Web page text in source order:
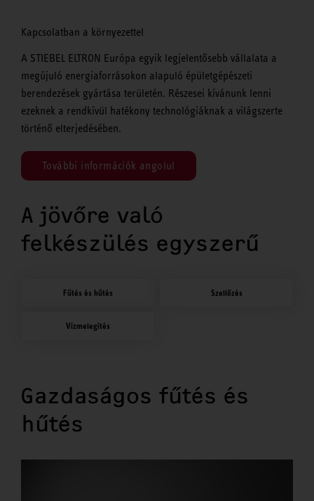
Kapcsolatban a környezettel
A STIEBEL ELTRON Európa egyik legjelentősebb vállalata a
megújuló energiaforrásokon alapuló épületgépészeti
berendezések gyártása területén. Részesei kívánunk lenni
ezeknek a rendkívül hatékony technológiáknak a világszerte
történő elterjedésében.
További információk angolul
A jövőre való
felkészülés egyszerű
Fűtés és hűtés Szellőzés
Vízmelegítés
Gazdaságos fűtés és
hűtés